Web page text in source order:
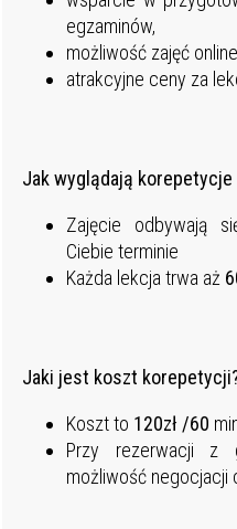
egzaminów,
możliwość zajęć
atrakcyjne ceny za
Jak wyglądają korepetycje
Zajęcie odbywają
Ciebie terminie
Każda lekcja trwa aż
Jaki jest koszt
Koszt to 120zł /60
Przy rezerwacji z
możliwość negocjacji